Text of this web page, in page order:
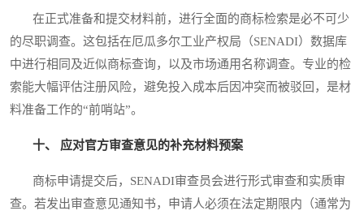
在正式准备和提交材料前，进行全面的商标检索是必不可少
的尽职调查。这包括在厄瓜多尔工业产权局（SENADI）数据库
中进行相同及近似商标查询，以及市场通用名称调查。专业的检
索能大幅评估注册风险，避免投入成本后因冲突而被驳回，是材
料准备工作的“前哨站”。
十、 应对官方审查意见的补充材料预案
商标申请提交后，SENADI审查员会进行形式审查和实质审
查。若发出审查意见通知书，申请人必须在法定期限内（通常为